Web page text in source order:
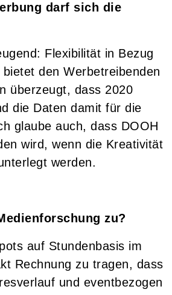
darf sich die
Flexibilität in Bezug
den Werbetreibenden
überzeugt, dass 2020
die Daten damit für die
glaube auch, dass DOOH
wird, wenn die Kreativität
werden.
zu?
auf Stundenbasis im
Rechnung zu tragen, dass
und eventbezogen